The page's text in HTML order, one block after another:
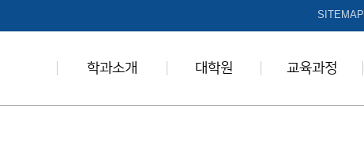
SITEMAP
학과소개 대학원 교육과정